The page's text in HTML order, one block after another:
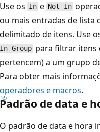
Use os In e Not In
ou mais entradas de lista
delimitado de itens. Use
In Group para filtrar itens
pertencem) a um grupo
Para obter mais
operadores e macros.
Padrão de data e
O padrão de data e hora